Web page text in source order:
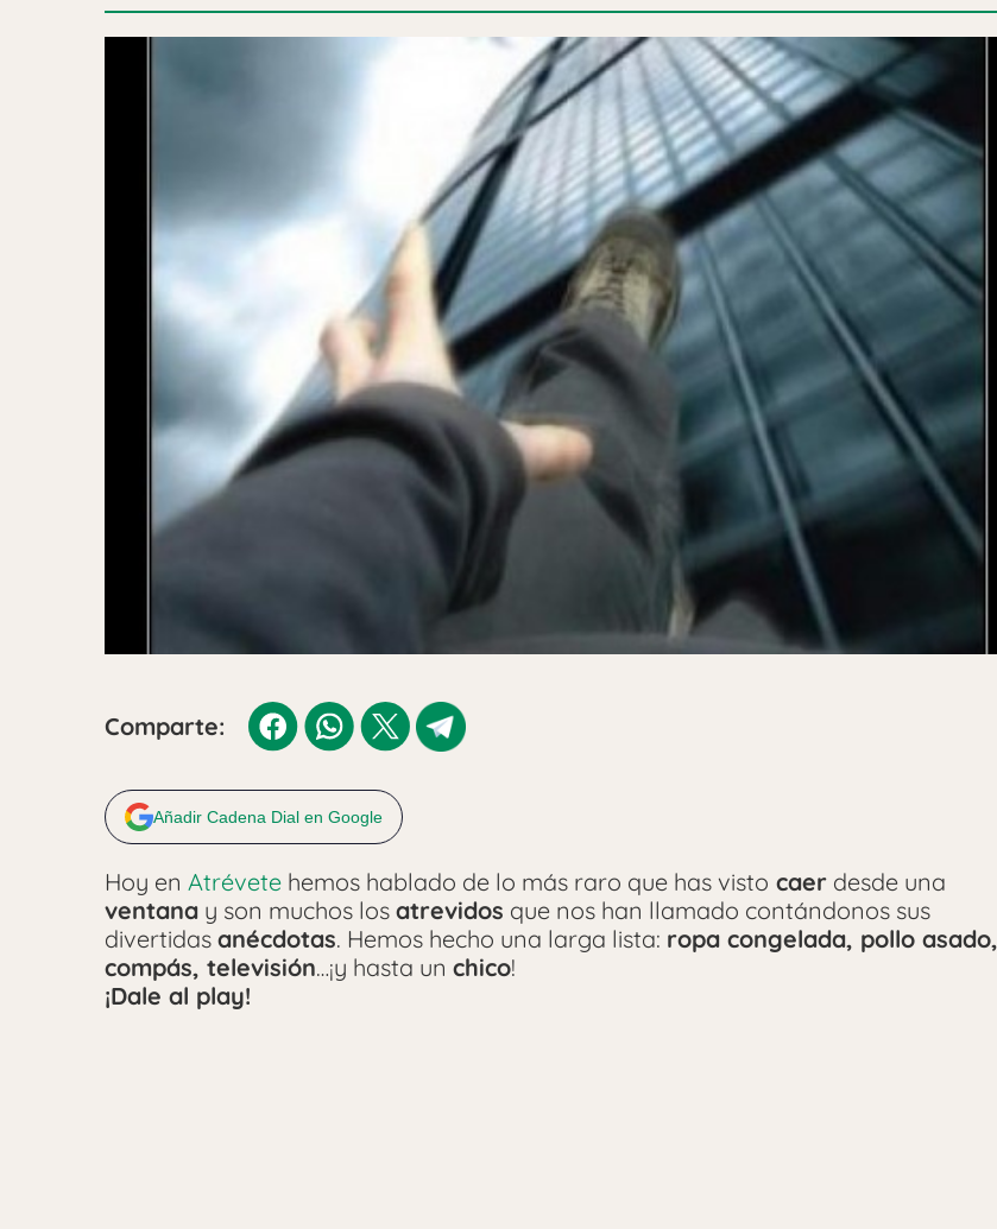
Comparte:
Añadir Cadena Dial en Google
Hoy en Atrévete hemos hablado de lo más raro que has visto caer desde una
ventana y son muchos los atrevidos que nos han llamado contándonos sus
divertidas anécdotas. Hemos hecho una larga lista: ropa congelada, pollo asado,
compás, televisión…¡y hasta un chico!
¡Dale al play!